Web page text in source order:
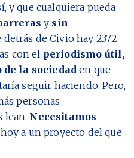
y que cualquiera pueda
y sin
detrás de Civio hay 2372
con el periodismo útil,
la sociedad en que
seguir haciendo. Pero,
personas
lean. Necesitamos
a un proyecto del que